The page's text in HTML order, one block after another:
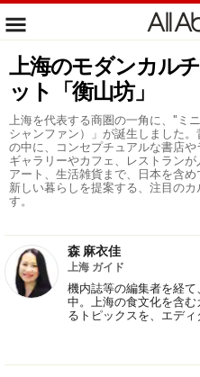
上海のモダンカル
ット「衡山坊」
上海を代表する商圏の一角に、"ミ
シャンファン）」が誕生しました
の中に、コンセプチュアルな書店
ギャラリーやカフェ、レストランが
アート、生活雑貨まで、日本を含
新しい暮らしを提案する、注目の
す。
森 麻衣佳
上海 ガイド
機内誌等の編集者を経
中。上海の食文化を含
るトピックスを、エディ